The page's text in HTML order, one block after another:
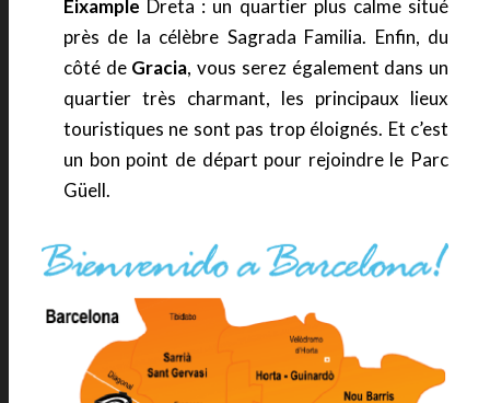
Eixample Dreta : un quartier plus calme situé
près de la célèbre Sagrada Familia. Enfin, du
côté de Gracia, vous serez également dans un
quartier très charmant, les principaux lieux
touristiques ne sont pas trop éloignés. Et c’est
un bon point de départ pour rejoindre le Parc
Güell.